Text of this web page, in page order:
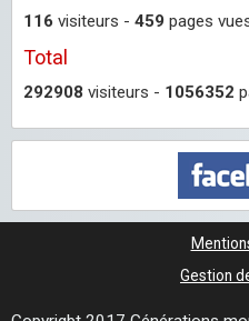
116 visiteurs - 459 pages
Total
292908 visiteurs - 1056352
Gestion